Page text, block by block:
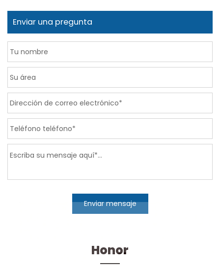
Enviar una pregunta
Enviar mensaje
Honor